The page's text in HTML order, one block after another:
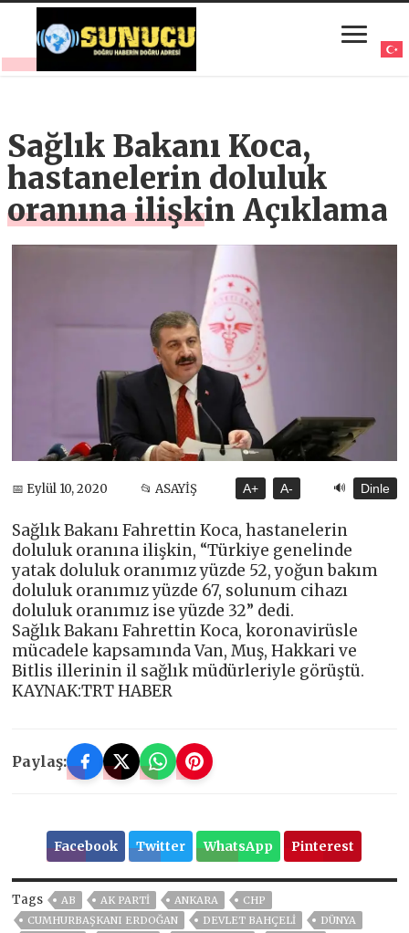
Sağlık Bakanı Koca,
hastanelerin doluluk
oranına ilişkin Açıklama
📅 Eylül 10, 2020 📂 ASAYİŞ A+ A- 🔊 Dinle
Sağlık Bakanı Fahrettin Koca, hastanelerin
doluluk oranına ilişkin, “Türkiye genelinde
yatak doluluk oranımız yüzde 52, yoğun bakım
doluluk oranımız yüzde 67, solunum cihazı
doluluk oranımız ise yüzde 32” dedi.
Sağlık Bakanı Fahrettin Koca, koronavirüsle
mücadele kapsamında Van, Muş, Hakkari ve
Bitlis illerinin il sağlık müdürleriyle görüştü.
KAYNAK:TRT HABER
Paylaş:
Facebook Twitter WhatsApp Pinterest
Tags AB AK PARTİ ANKARA
CHP
CUMHURBAŞKANI ERDOĞAN
DEVLET BAHÇELİ
DÜNYA